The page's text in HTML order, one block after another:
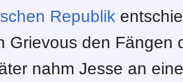
Republik
Grievous den Fängen
nahm Jesse an